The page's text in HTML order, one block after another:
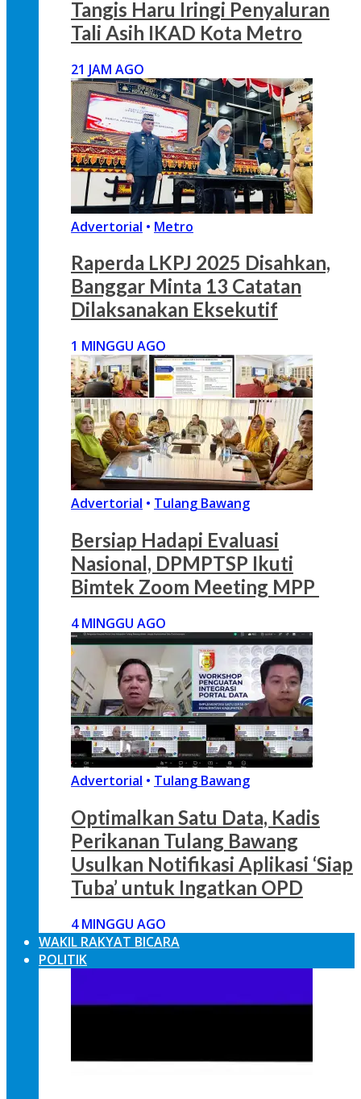
Tangis Haru Iringi Penyaluran
Tali Asih IKAD Kota Metro
21 JAM AGO
Advertorial • Metro
Raperda LKPJ 2025 Disahkan,
Banggar Minta 13 Catatan
Dilaksanakan Eksekutif
1 MINGGU AGO
Advertorial • Tulang Bawang
Bersiap Hadapi Evaluasi
Nasional, DPMPTSP Ikuti
Bimtek Zoom Meeting MPP
4 MINGGU AGO
Advertorial • Tulang Bawang
Optimalkan Satu Data, Kadis
Perikanan Tulang Bawang
Usulkan Notifikasi Aplikasi ‘Siap
Tuba’ untuk Ingatkan OPD
4 MINGGU AGO
WAKIL RAKYAT BICARA
POLITIK